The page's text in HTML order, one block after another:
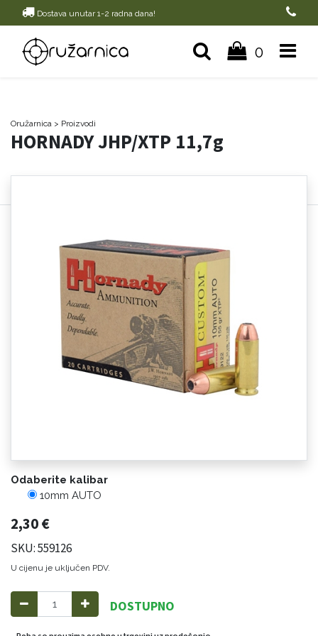
Dostava unutar 1-2 radna dana!
0
Oružarnica > Proizvodi
HORNADY JHP/XTP 11,7g
Odaberite kalibar
10mm AUTO
2,30€
SKU: 559126
U cijenu je uključen PDV.
DOSTUPNO